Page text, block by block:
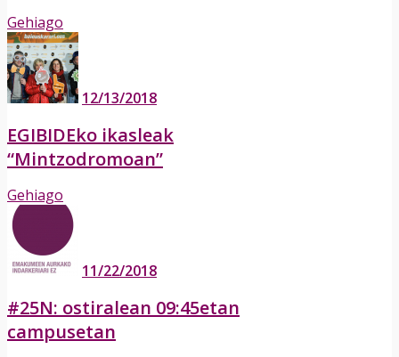
Gehiago
12/13/2018
EGIBIDEko ikasleak
“Mintzodromoan”
Gehiago
11/22/2018
#25N: ostiralean 09:45etan
campusetan